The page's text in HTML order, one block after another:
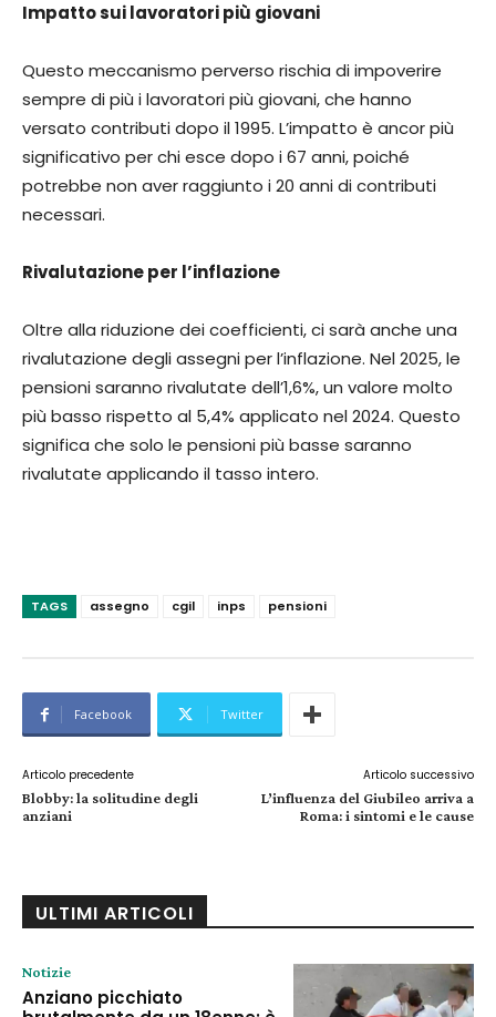
Impatto sui lavoratori più giovani
Questo meccanismo perverso rischia di impoverire
sempre di più i lavoratori più giovani, che hanno
versato contributi dopo il 1995. L’impatto è ancor più
significativo per chi esce dopo i 67 anni, poiché
potrebbe non aver raggiunto i 20 anni di contributi
necessari.
Rivalutazione per l’inflazione
Oltre alla riduzione dei coefficienti, ci sarà anche una
rivalutazione degli assegni per l’inflazione. Nel 2025, le
pensioni saranno rivalutate dell’1,6%, un valore molto
più basso rispetto al 5,4% applicato nel 2024. Questo
significa che solo le pensioni più basse saranno
rivalutate applicando il tasso intero.
TAGS assegno cgil inps pensioni
Facebook Twitter
Articolo precedente
Blobby: la solitudine degli
anziani
Articolo successivo
L’influenza del Giubileo arriva a
Roma: i sintomi e le cause
ULTIMI ARTICOLI
Notizie
Anziano picchiato